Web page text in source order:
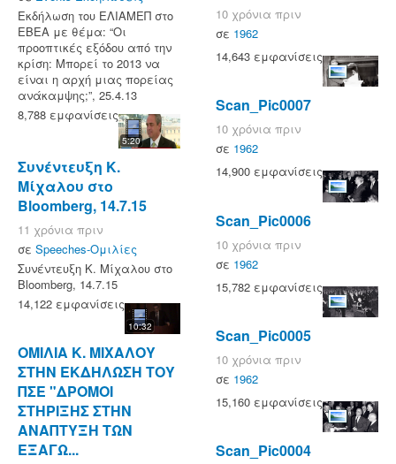
Eκδήλωση του ΕΛΙΑΜΕΠ στο
ΕΒΕΑ με θέμα: “Οι
προοπτικές εξόδου από την
κρίση: Μπορεί το 2013 να
είναι η αρχή μιας πορείας
ανάκαμψης;”, 25.4.13
8,788 εμφανίσεις
5:20
Συνέντευξη Κ.
Μίχαλου στο
Bloomberg, 14.7.15
11 χρόνια πριν
σε Speeches-Ομιλίες
Συνέντευξη Κ. Μίχαλου στο
Bloomberg, 14.7.15
14,122 εμφανίσεις
10:32
ΟΜΙΛΙΑ Κ. ΜΙΧΑΛΟΥ
ΣΤΗΝ ΕΚΔΗΛΩΣΗ ΤΟΥ
ΠΣΕ "ΔΡΟΜΟΙ
ΣΤΗΡΙΞΗΣ ΣΤΗΝ
ΑΝΑΠΤΥΞΗ ΤΩΝ
ΕΞΑΓΩ...
10 χρόνια πριν
σε 1962
14,643 εμφανίσεις
Scan_Pic0007
10 χρόνια πριν
σε 1962
14,900 εμφανίσεις
Scan_Pic0006
10 χρόνια πριν
σε 1962
15,782 εμφανίσεις
Scan_Pic0005
10 χρόνια πριν
σε 1962
15,160 εμφανίσεις
Scan_Pic0004